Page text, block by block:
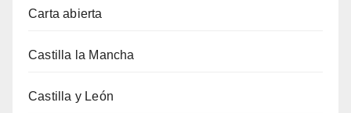
Carta abierta
Castilla la Mancha
Castilla y León